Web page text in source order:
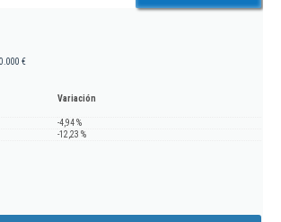
€
Variación
-4,94 %
-12,23 %